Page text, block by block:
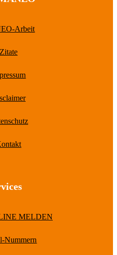
Arbeit
Zitate
MELDEN
Nummern